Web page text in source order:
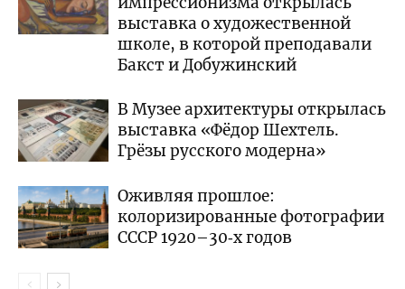
выставка о художественной
школе, в которой преподавали
Бакст и Добужинский
В Музее архитектуры открылась
выставка «Фёдор Шехтель.
Грёзы русского модерна»
Оживляя прошлое:
колоризированные фотографии
СССР 1920–30‑х годов